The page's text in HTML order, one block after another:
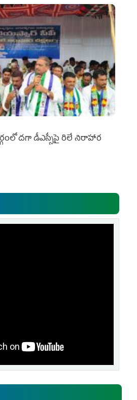
దగా డీఎస్సీపై రిలే నిరాహార